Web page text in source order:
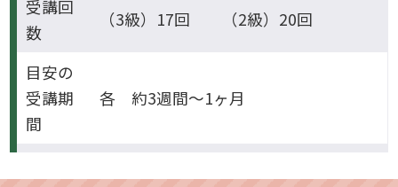
受講回
数
（3級）17回 （2級）20回
目安の
受講期
間
各 約3週間～1ヶ月